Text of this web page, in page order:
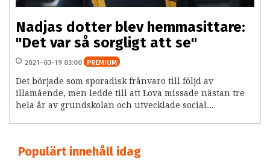
Nadjas dotter blev hemmasittare:
"Det var så sorgligt att se"
2021-03-19 03:00 PREMIUM
Det började som sporadisk frånvaro till följd av
illamående, men ledde till att Lova missade nästan tre
hela år av grundskolan och utvecklade social...
Populärt innehåll idag